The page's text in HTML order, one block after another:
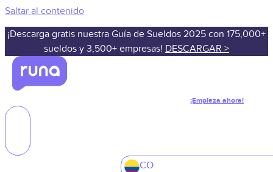
Saltar al contenido
¡Descarga gratis nuestra Guía de Sueldos 2025 con 175,000+
sueldos y 3,500+ empresas! DESCARGAR >
¡Empieza ahora!
CO